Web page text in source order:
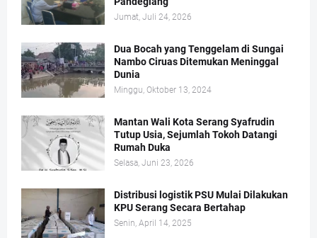
Jumat, Juli 24, 2026
Dua Bocah yang Tenggelam di Sungai
Nambo Ciruas Ditemukan Meninggal
Dunia
Minggu, Oktober 13, 2024
Mantan Wali Kota Serang Syafrudin
Tutup Usia, Sejumlah Tokoh Datangi
Rumah Duka
Selasa, Juni 23, 2026
Distribusi logistik PSU Mulai Dilakukan
KPU Serang Secara Bertahap
Senin, April 14, 2025